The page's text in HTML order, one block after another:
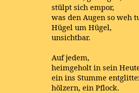
stülpt sich empor,
was den Augen so weh
Hügel um Hügel,
unsichtbar.
Auf jedem,
heimgeholt in sein
ein ins Stumme
hölzern, ein Pflock.